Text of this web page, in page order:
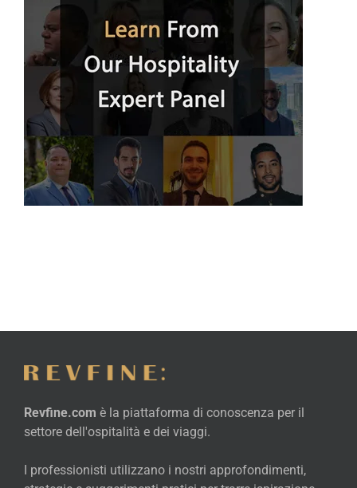
Revfine.com è la piattaforma di conoscenza per il
settore dell'ospitalità e dei viaggi.
I professionisti utilizzano i nostri approfondimenti,